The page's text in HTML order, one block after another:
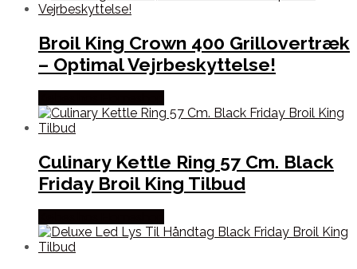
Broil King Crown 400 Grillovertræk
– Optimal Vejrbeskyttelse!
Culinary Kettle Ring 57 Cm. Black
Friday Broil King Tilbud